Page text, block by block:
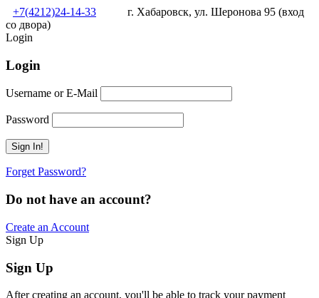
+7(4212)24-14-33
г. Хабаровск, ул. Шеронова 95 (вход
со двора)
Login
Login
Username or E-Mail
Password
Forget Password?
Do not have an account?
Create an Account
Sign Up
Sign Up
After creating an account, you'll be able to track your payment